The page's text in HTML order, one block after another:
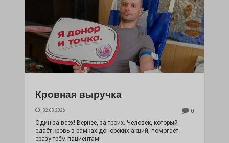
Кровная выручка
02.08.2026 0
Один за всех! Вернее, за троих. Человек, который
сдаёт кровь в рамках донорских акций, помогает
сразу трём пациентам!